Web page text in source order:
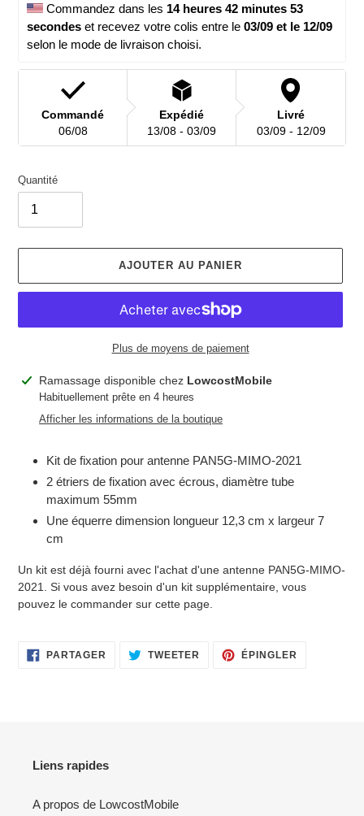
Commandez dans les 14 heures 42 minutes 53
secondes et recevez votre colis entre le 03/09 et le 12/09
selon le mode de livraison choisi.
Commandé
06/08
Expédié
13/08 - 03/09
Livré
03/09 - 12/09
Quantité
AJOUTER AU PANIER
Plus de moyens de paiement
Ajout
produit
panier
Ramassage disponible chez LowcostMobile
Habituellement prête en 4 heures
Afficher les informations de la boutique
Kit de fixation pour antenne PAN5G-MIMO-2021
2 étriers de fixation avec écrous, diamètre tube
maximum 55mm
Une équerre dimension longueur 12,3 cm x largeur 7
cm
Un kit est déjà fourni avec l'achat d'une antenne PAN5G-MIMO-
2021. Si vous avez besoin d'un kit supplémentaire, vous
pouvez le commander sur cette page.
PARTAGER PARTAGER
SUR
TWEETER TWEETER
SUR
ÉPINGLER
Liens rapides
A propos de LowcostMobile